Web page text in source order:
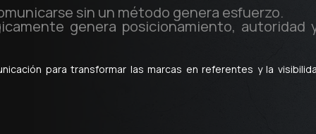
sin un método genera esfuerzo.
genera posicionamiento, autoridad
para transformar las marcas en referentes y la